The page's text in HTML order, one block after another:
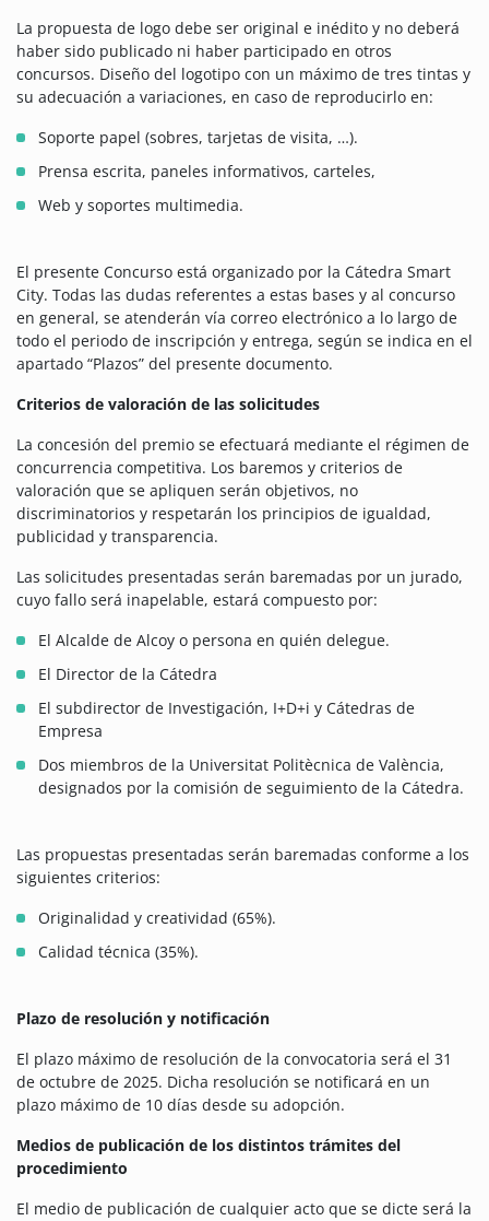
La propuesta de logo debe ser original e inédito y no deberá
haber sido publicado ni haber participado en otros
concursos. Diseño del logotipo con un máximo de tres tintas y
su adecuación a variaciones, en caso de reproducirlo en:
Soporte papel (sobres, tarjetas de visita, …).
Prensa escrita, paneles informativos, carteles,
Web y soportes multimedia.
El presente Concurso está organizado por la Cátedra Smart
City. Todas las dudas referentes a estas bases y al concurso
en general, se atenderán vía correo electrónico a lo largo de
todo el periodo de inscripción y entrega, según se indica en el
apartado “Plazos” del presente documento.
Criterios de valoración de las solicitudes
La concesión del premio se efectuará mediante el régimen de
concurrencia competitiva. Los baremos y criterios de
valoración que se apliquen serán objetivos, no
discriminatorios y respetarán los principios de igualdad,
publicidad y transparencia.
Las solicitudes presentadas serán baremadas por un jurado,
cuyo fallo será inapelable, estará compuesto por:
El Alcalde de Alcoy o persona en quién delegue.
El Director de la Cátedra
El subdirector de Investigación, I+D+i y Cátedras de
Empresa
Dos miembros de la Universitat Politècnica de València,
designados por la comisión de seguimiento de la Cátedra.
Las propuestas presentadas serán baremadas conforme a los
siguientes criterios:
Originalidad y creatividad (65%).
Calidad técnica (35%).
Plazo de resolución y notificación
El plazo máximo de resolución de la convocatoria será el 31
de octubre de 2025. Dicha resolución se notificará en un
plazo máximo de 10 días desde su adopción.
Medios de publicación de los distintos trámites del
procedimiento
El medio de publicación de cualquier acto que se dicte será la